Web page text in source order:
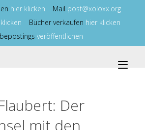
hier klicken Mail post@xoloxx.org
Bücher verkaufen hier klicken
veröffentlichen
Der
mit den